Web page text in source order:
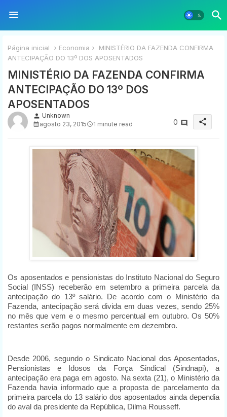
Página inicial Economia
MINISTÉRIO DA FAZENDA CONFIRMA
ANTECIPAÇÃO DO 13º DOS APOSENTADOS
MINISTÉRIO DA FAZENDA CONFIRMA
ANTECIPAÇÃO DO 13º DOS
APOSENTADOS
person Unknown
agosto 23, 2015
1 minute read 0 share
Os aposentados e pensionistas do Instituto Nacional do Seguro
Social (INSS) receberão em setembro a primeira parcela da
antecipação do 13º salário. De acordo com o Ministério da
Fazenda, antecipação será divida em duas vezes, sendo 25%
no mês que vem e o mesmo percentual em outubro. Os 50%
restantes serão pagos normalmente em dezembro.
Desde 2006, segundo o Sindicato Nacional dos Aposentados,
Pensionistas e Idosos da Força Sindical (Sindnapi), a
antecipação era paga em agosto. Na sexta (21), o Ministério da
Fazenda havia informado que a proposta de parcelamento da
primeira parcela do 13 salário dos aposentados ainda dependia
do aval da presidente da República, Dilma Rousseff.